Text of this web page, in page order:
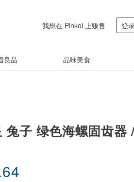
我想在 Pinkoi 上贩售 登
良品 品味美食
兔子 绿色海螺固齿器